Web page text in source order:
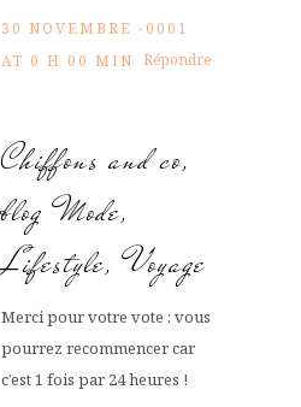
30 NOVEMBRE -0001
AT 0 H 00 MIN Répondre
Chiffons and co,
blog Mode,
Lifestyle, Voyage
Merci pour votre vote : vous
pourrez recommencer car
c’est 1 fois par 24 heures !